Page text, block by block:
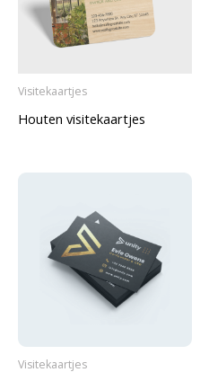
Visitekaartjes
Houten visitekaartjes
Visitekaartjes